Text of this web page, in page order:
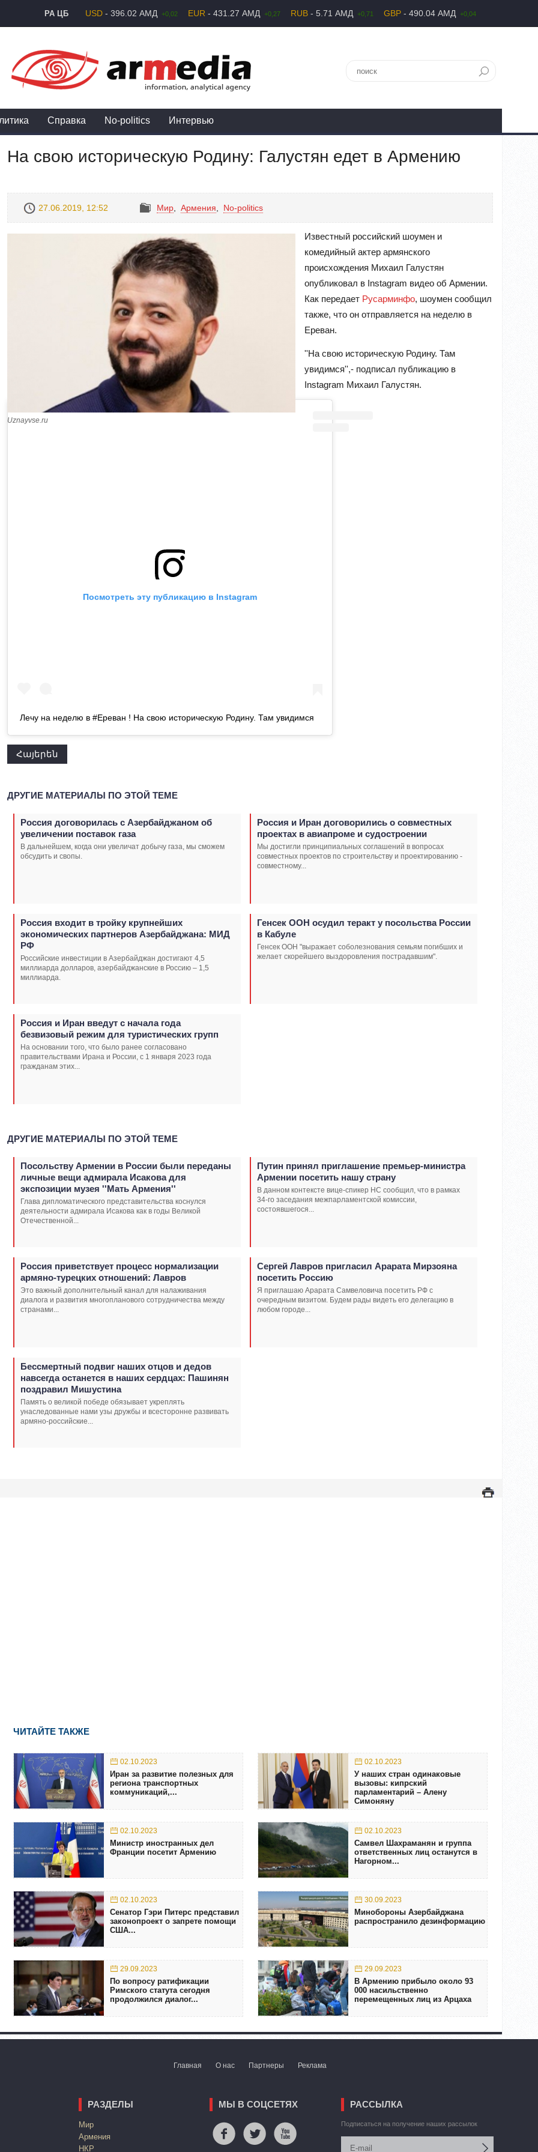
РА ЦБ USD - 396.02 АМД +0,02 EUR - 431.27 АМД +0,27 RUB - 5.71 АМД +0,71 GBP - 490.04 АМД +0,04
Справка No-politics Интервью
На свою историческую Родину: Галустян едет в Армению
27.06.2019, 12:52 Mир Армения No-politics
Uznayvse.ru
Известный российский шоумен и
комедийный актер армянского
происхождения Михаил Галустян
опубликовал в Instagram видео об Армении.
Как передает Русарминфо, шоумен сообщил
также, что он отправляется на неделю в
Ереван.
''На свою историческую Родину. Там
увидимся'',- подписал публикацию в
Instagram Михаил Галустян.
Посмотреть эту публикацию в Instagram
Лечу на неделю в #Ереван ! На свою историческую Родину. Там увидимся
Հայերեն
ДРУГИЕ МАТЕРИАЛЫ ПО ЭТОЙ ТЕМЕ
Россия договорилась с Азербайджаном об
увеличении поставок газа
В дальнейшем, когда они увеличат добычу газа, мы сможем
обсудить и свопы.
Россия и Иран договорились о совместных
проектах в авиапроме и судостроении
Мы достигли принципиальных соглашений в вопросах
совместных проектов по строительству и проектированию -
совместному...
Россия входит в тройку крупнейших
экономических партнеров Азербайджана: МИД
РФ
Российские инвестиции в Азербайджан достигают 4,5
миллиарда долларов, азербайджанские в Россию – 1,5
миллиарда.
Генсек ООН осудил теракт у посольства России
в Кабуле
Генсек ООН "выражает соболезнования семьям погибших и
желает скорейшего выздоровления пострадавшим".
Россия и Иран введут с начала года
безвизовый режим для туристических групп
На основании того, что было ранее согласовано
правительствами Ирана и России, с 1 января 2023 года
гражданам этих...
ДРУГИЕ МАТЕРИАЛЫ ПО ЭТОЙ ТЕМЕ
Посольству Армении в России были переданы
личные вещи адмирала Исакова для
экспозиции музея ''Мать Армения''
Глава дипломатического представительства коснулся
деятельности адмирала Исакова как в годы Великой
Отечественной...
Путин принял приглашение премьер-министра
Армении посетить нашу страну
В данном контексте вице-спикер НС сообщил, что в рамках
34-го заседания межпарламентской комиссии,
состоявшегося...
Россия приветствует процесс нормализации
армяно-турецких отношений: Лавров
Это важный дополнительный канал для налаживания
диалога и развития многопланового сотрудничества между
странами...
Сергей Лавров пригласил Арарата Мирзояна
посетить Россию
Я приглашаю Арарата Самвеловича посетить РФ с
очередным визитом. Будем рады видеть его делегацию в
любом городе...
Бессмертный подвиг наших отцов и дедов
навсегда останется в наших сердцах: Пашинян
поздравил Мишустина
Память о великой победе обязывает укреплять
унаследованные нами узы дружбы и всесторонне развивать
армяно-российские...
ЧИТАЙТЕ ТАКЖЕ
02.10.2023
Иран за развитие полезных для
региона транспортных
коммуникаций,...
02.10.2023
У наших стран одинаковые
вызовы: кипрский
парламентарий – Алену
Симоняну
02.10.2023
Министр иностранных дел
Франции посетит Армению
02.10.2023
Самвел Шахраманян и группа
ответственных лиц останутся в
Нагорном...
02.10.2023
Сенатор Гэри Питерс представил
законопроект о запрете помощи
США...
30.09.2023
Минобороны Азербайджана
распространило дезинформацию
29.09.2023
По вопросу ратификации
Римского статута сегодня
продолжился диалог...
29.09.2023
В Армению прибыло около 93
000 насильственно
перемещенных лиц из Арцаха
Главная О нас Партнеры Реклама
РАЗДЕЛЫ
Mир
Армения
НКР
МЫ В СОЦСЕТЯХ РАССЫЛКА
Подписаться на получение наших рассылок